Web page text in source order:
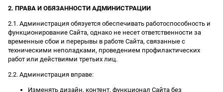
2. ПРАВА И ОБЯЗАННОСТИ АДМИНИСТРАЦИИ
2.1. Администрация обязуется обеспечивать работоспособность и
функционирование Сайта, однако не несет ответственности за
временные сбои и перерывы в работе Сайта, связанные с
техническими неполадками, проведением профилактических
работ или действиями третьих лиц.
2.2. Администрация вправе:
Изменять дизайн, контент, функционал Сайта без